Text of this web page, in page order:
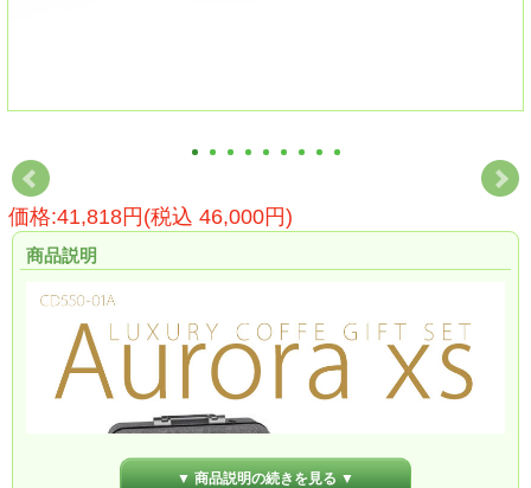
価格:41,818円(税込 46,000円)
商品説明
▼ 商品説明の続きを見る ▼